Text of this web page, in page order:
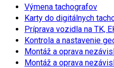
Výmena tachografov
Karty do digitálnych
Príprava vozidla na TK,
Kontrola a nastavenie
Montáž a oprava
Montáž a oprava